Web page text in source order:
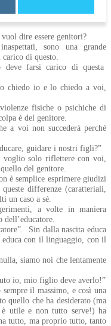
dire essere genitori?
sono una grande
di questo.
farsi carico di questa
chiedo io e lo chiedo a voi,
fisiche o psichiche di
è del genitore.
a voi non succederà perché
guidare i nostri figli?”
voglio solo riflettere con voi,
del genitore.
è semplice esprimere giudizi
differenze (caratteriali,
un caso a sé.
a volte in maniera
Sin dalla nascita educa
con il linguaggio, con il
siamo noi che lentamente
io, mio figlio deve averlo!”
il massimo, e così una
quello che ha desiderato (ma
è utile e non tutto serve!) ha
tutto, ma proprio tutto, tanto